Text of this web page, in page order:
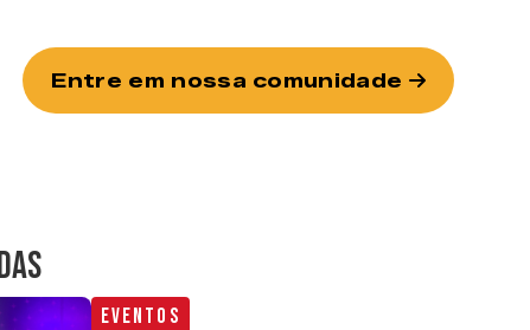
Entre em nossa comunidade
Eventos